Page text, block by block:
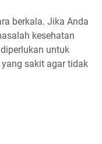
berkala. Jika Anda
kesehatan
untuk
sakit agar tidak